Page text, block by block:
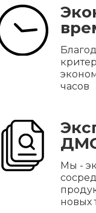
часов
Мы -
новых